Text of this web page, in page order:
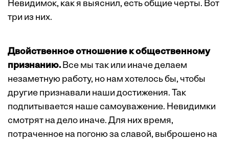
Невидимок, как я выяснил, есть общие черты. Вот
три из них.
Двойственное отношение к общественному
признанию.Все мы так или иначе делаем
незаметную работу, но нам хотелось бы, чтобы
другие признавали наши достижения. Так
подпитывается наше самоуважение. Невидимки
смот­рят на дело иначе. Для них время,
потраченное на погоню за славой, выброшено на